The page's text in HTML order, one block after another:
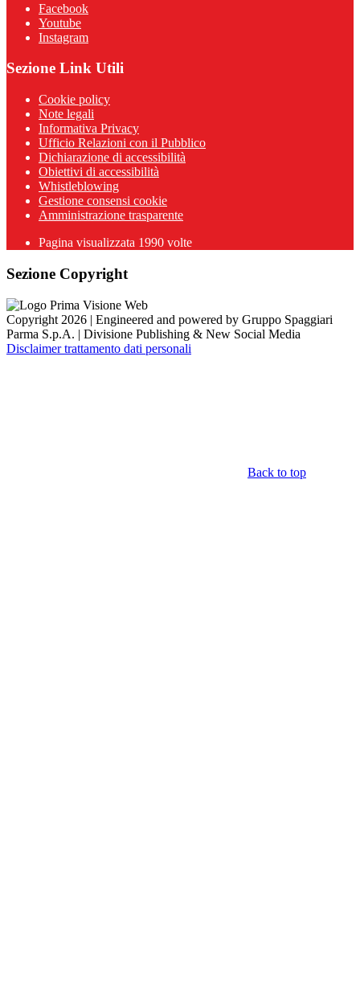
Facebook
Youtube
Instagram
Sezione Link Utili
Cookie policy
Note legali
Informativa Privacy
Ufficio Relazioni con il Pubblico
Dichiarazione di accessibilità
Obiettivi di accessibilità
Whistleblowing
Gestione consensi cookie
Amministrazione trasparente
Pagina visualizzata 1990 volte
Sezione Copyright
Copyright 2026 | Engineered and powered by Gruppo Spaggiari
Parma S.p.A. | Divisione Publishing & New Social Media
Disclaimer trattamento dati personali
Back to top